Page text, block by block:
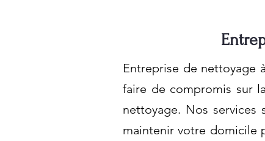
Entreprise de nettoyage
faire de compromis sur
nettoyage. Nos services
maintenir votre domicile